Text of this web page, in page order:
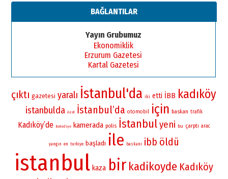
BAĞLANTILAR
Yayın Grubumuz
Ekonomiklik
Erzurum Gazetesi
Kartal Gazetesi
çıktı gazetesi yaralı İstanbul'da iki etti İBB kadıköy
istanbulda özel İstanbul’da otomobil için baskan trafik
Kadıköy’de Belediye kamerada polis İstanbulyeni bu çarptı arac
yangın en turkiye başladı ile baskani ibb öldü
istanbul kaza bir kadikoyde Kadıköy